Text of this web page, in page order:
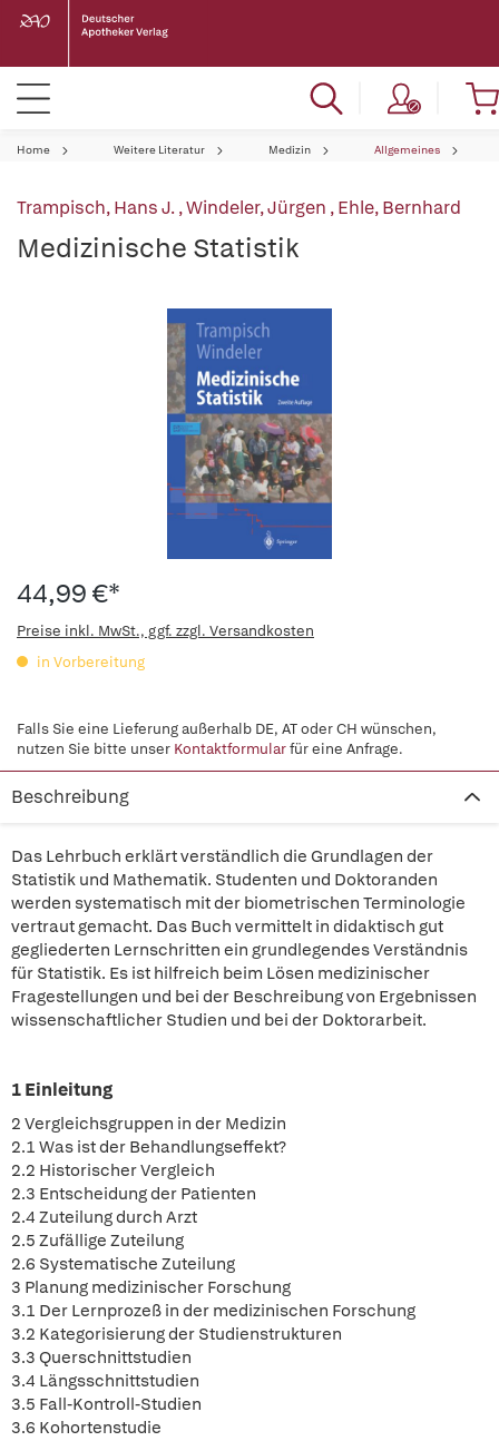
Home Weitere Literatur Medizin Allgemeines
Trampisch, Hans J.,Windeler, Jürgen ,Ehle, Bernhard
Medizinische Statistik
44,99 €*
Preise inkl. MwSt., ggf. zzgl. Versandkosten
in Vorbereitung
Falls Sie eine Lieferung außerhalb DE, AT oder CH wünschen,
nutzen Sie bitte unser Kontaktformularfür eine Anfrage.
Beschreibung
Das Lehrbuch erklärt verständlich die Grundlagen der
Statistik und Mathematik. Studenten und Doktoranden
werden systematisch mit der biometrischen Terminologie
vertraut gemacht. Das Buch vermittelt in didaktisch gut
gegliederten Lernschritten ein grundlegendes Verständnis
für Statistik. Es ist hilfreich beim Lösen medizinischer
Fragestellungen und bei der Beschreibung von Ergebnissen
wissenschaftlicher Studien und bei der Doktorarbeit.
1 Einleitung
2 Vergleichsgruppen in der Medizin
2.1 Was ist der Behandlungseffekt?
2.2 Historischer Vergleich
2.3 Entscheidung der Patienten
2.4 Zuteilung durch Arzt
2.5 Zufällige Zuteilung
2.6 Systematische Zuteilung
3 Planung medizinischer Forschung
3.1 Der Lernprozeß in der medizinischen Forschung
3.2 Kategorisierung der Studienstrukturen
3.3 Querschnittstudien
3.4 Längsschnittstudien
3.5 Fall-Kontroll-Studien
3.6 Kohortenstudie